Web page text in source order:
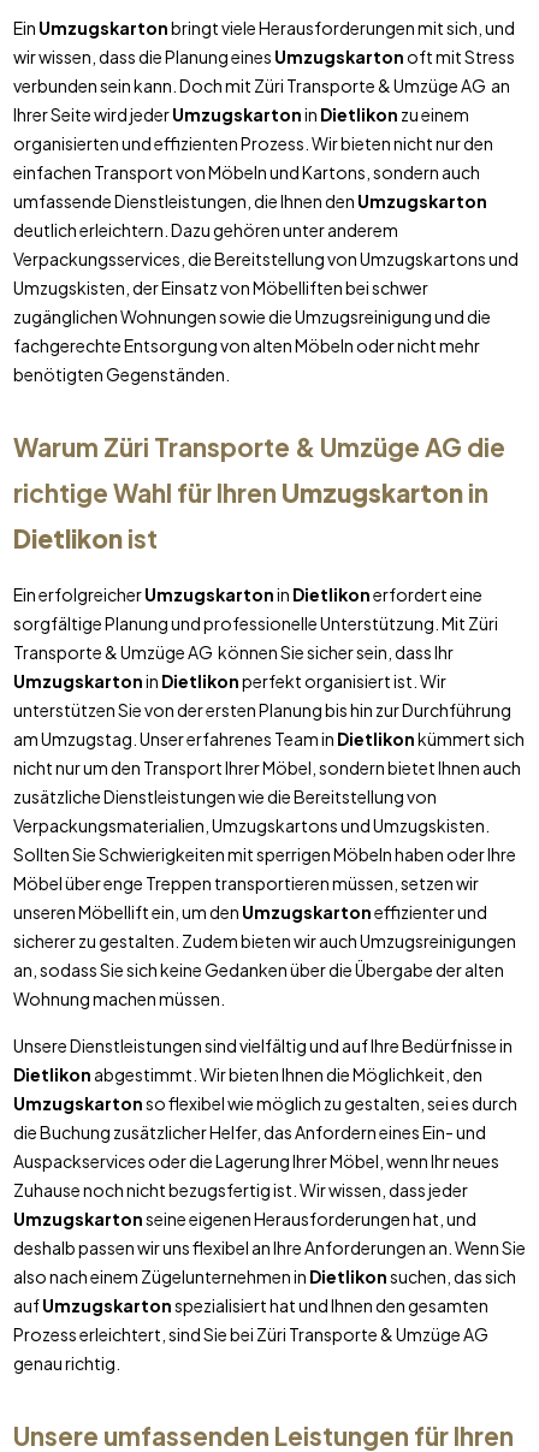
Ein Umzugskartonbringt viele Herausforderungen mit sich, und
wir wissen, dass die Planung eines Umzugskartonoft mit Stress
verbunden sein kann. Doch mit Züri Transporte & Umzüge AG an
Ihrer Seite wird jederUmzugskartonin Dietlikon zu einem
organisierten und effizienten Prozess. Wir bieten nicht nur den
einfachen Transport von Möbeln und Kartons, sondern auch
umfassende Dienstleistungen, die Ihnen den Umzugskarton
deutlich erleichtern. Dazu gehören unter anderem
Verpackungsservices, die Bereitstellung von Umzugskartons und
Umzugskisten, der Einsatz von Möbelliften bei schwer
zugänglichen Wohnungen sowie die Umzugsreinigung und die
fachgerechte Entsorgung von alten Möbeln oder nicht mehr
benötigten Gegenständen.
Warum Züri Transporte & Umzüge AG die
richtige Wahl für Ihren Umzugskartonin
Dietlikonist
Ein erfolgreicherUmzugskartonin Dietlikonerfordert eine
sorgfältige Planung und professionelle Unterstützung. Mit Züri
Transporte & Umzüge AG können Sie sicher sein, dass Ihr
Umzugskartonin Dietlikonperfekt organisiert ist. Wir
unterstützen Sie von der ersten Planung bis hin zur Durchführung
am Umzugstag. Unser erfahrenes Team in Dietlikonkümmert sich
nicht nur um den Transport Ihrer Möbel, sondern bietet Ihnen auch
zusätzliche Dienstleistungen wie die Bereitstellung von
Verpackungsmaterialien, Umzugskartons und Umzugskisten.
Sollten Sie Schwierigkeiten mit sperrigen Möbeln haben oder Ihre
Möbel über enge Treppen transportieren müssen, setzen wir
unseren Möbellift ein, um den Umzugskartoneffizienter und
sicherer zu gestalten. Zudem bieten wir auch Umzugsreinigungen
an, sodass Sie sich keine Gedanken über die Übergabe der alten
Wohnung machen müssen.
Unsere Dienstleistungen sind vielfältig und auf Ihre Bedürfnisse in
Dietlikon abgestimmt. Wir bieten Ihnen die Möglichkeit, den
Umzugskartonso flexibel wie möglich zu gestalten, sei es durch
die Buchung zusätzlicher Helfer, das Anfordern eines Ein- und
Auspackservices oder die Lagerung Ihrer Möbel, wenn Ihr neues
Zuhause noch nicht bezugsfertig ist. Wir wissen, dass jeder
Umzugskartonseine eigenen Herausforderungen hat, und
deshalb passen wir uns flexibel an Ihre Anforderungen an. Wenn Sie
also nach einem Zügelunternehmen in Dietlikonsuchen, das sich
aufUmzugskartonspezialisiert hat und Ihnen den gesamten
Prozess erleichtert, sind Sie bei Züri Transporte & Umzüge AG
genau richtig.
Unsere umfassenden Leistungen für Ihren